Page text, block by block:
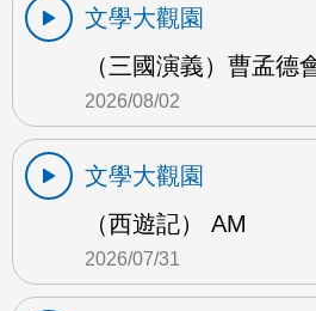
文學大觀園
（三國演義）曹孟德
2026/08/02
文學大觀園
（西遊記） AM
2026/07/31